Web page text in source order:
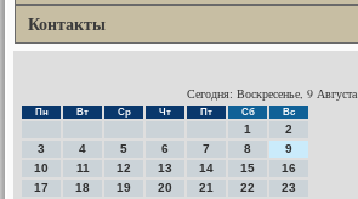
Контакты
Сегодня: Воскресенье, 9 Августа
Пн Вт Ср Чт Пт Сб Вс
1
2
3
4 5 6 7 8
9
10
11 12 13 14 15
16
17
18 19 20 21 22
23